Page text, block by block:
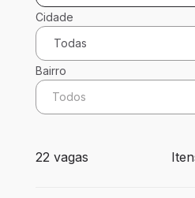
Cidade
Todas
Bairro
Todos
22 vagas encontradas
22 vagas